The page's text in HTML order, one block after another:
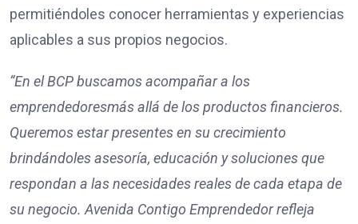
permitiéndoles conocer herramientas y experiencias
aplicables a sus propios negocios.
“En el BCP buscamos acompañar a los
emprendedoresmás allá de los productos financieros.
Queremos estar presentes en su crecimiento
brindándoles asesoría, educación y soluciones que
respondan a las necesidades reales de cada etapa de
su negocio. Avenida Contigo Emprendedor refleja